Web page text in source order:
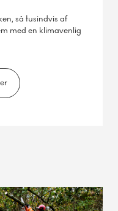
så tusindvis af
med en klimavenlig